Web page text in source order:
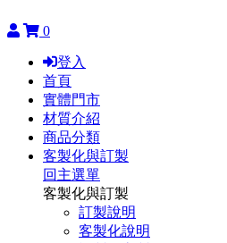
0
登入
首頁
實體門市
材質介紹
商品分類
客製化與訂製
回主選單
客製化與訂製
訂製說明
客製化說明